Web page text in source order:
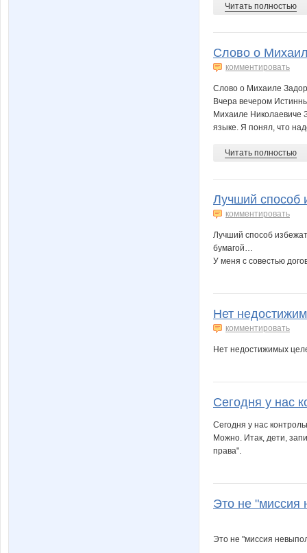
Читать полностью
Слово о
комментировать
Слово о Михаиле
Вчера вечером
Михаиле Николаевиче
языке. Я понял, что
Читать полностью
Лучший способ
комментировать
Лучший способ
бумагой…
У меня с совестью
Нет
комментировать
Нет недостижимых
Сегодня у нас
Сегодня у нас
Можно. Итак, дети,
права".
Это не "миссия
Это не "миссия